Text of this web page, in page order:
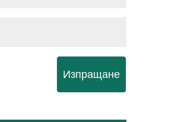
Изпращане